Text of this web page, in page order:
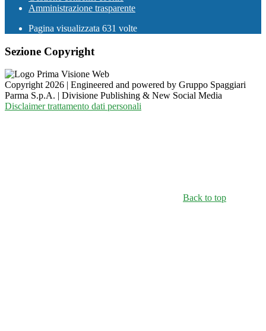
Amministrazione trasparente
Pagina visualizzata 631 volte
Sezione Copyright
Copyright 2026 | Engineered and powered by Gruppo Spaggiari
Parma S.p.A. | Divisione Publishing & New Social Media
Disclaimer trattamento dati personali
Back to top